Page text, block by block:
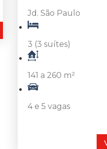
Jd. São Paulo
3 (3 suítes)
141 a 260 m²
4 e 5 vagas